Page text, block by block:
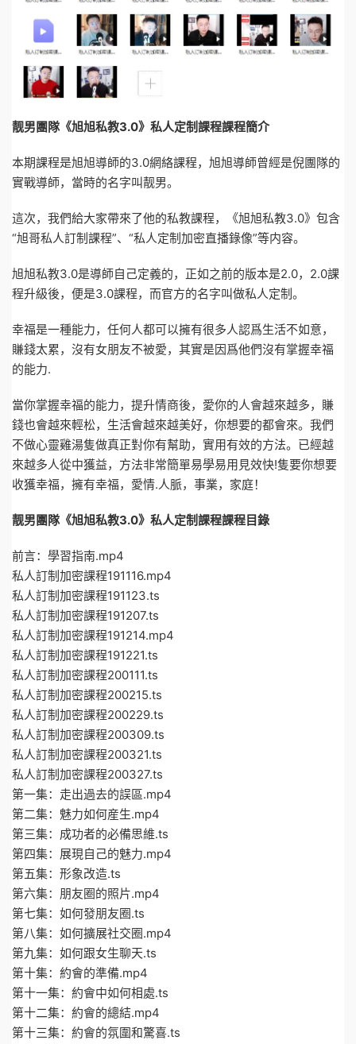
靓男團隊《旭旭私教3.0》私人定制課程課程簡介
本期課程是旭旭導師的3.0網絡課程，旭旭導師曾經是倪團隊的
實戰導師，當時的名字叫靓男。
這次，我們給大家帶來了他的私教課程，《旭旭私教3.0》包含
“旭哥私人訂制課程”、“私人定制加密直播錄像”等内容。
旭旭私教3.0是導師自己定義的，正如之前的版本是2.0，2.0課
程升級後，便是3.0課程，而官方的名字叫做私人定制。
幸福是一種能力，任何人都可以擁有很多人認爲生活不如意，
賺錢太累，沒有女朋友不被愛，其實是因爲他們沒有掌握幸福
的能力.
當你掌握幸福的能力，提升情商後，愛你的人會越來越多，賺
錢也會越來輕松，生活會越來越美好，你想要的都會來。我們
不做心靈雞湯隻做真正對你有幫助，實用有效的方法。已經越
來越多人從中獲益，方法非常簡單易學易用見效快!隻要你想要
收獲幸福，擁有幸福，愛情.人脈，事業，家庭！
靓男團隊《旭旭私教3.0》私人定制課程課程目錄
前言：學習指南.mp4
私人訂制加密課程191116.mp4
私人訂制加密課程191123.ts
私人訂制加密課程191207.ts
私人訂制加密課程191214.mp4
私人訂制加密課程191221.ts
私人訂制加密課程200111.ts
私人訂制加密課程200215.ts
私人訂制加密課程200229.ts
私人訂制加密課程200309.ts
私人訂制加密課程200321.ts
私人訂制加密課程200327.ts
第一集：走出過去的誤區.mp4
第二集：魅力如何産生.mp4
第三集：成功者的必備思維.ts
第四集：展現自己的魅力.mp4
第五集：形象改造.ts
第六集：朋友圈的照片.mp4
第七集：如何發朋友圈.ts
第八集：如何擴展社交圈.mp4
第九集：如何跟女生聊天.ts
第十集：約會的準備.mp4
第十一集：約會中如何相處.ts
第十二集：約會的總結.mp4
第十三集：約會的氛圍和驚喜.ts